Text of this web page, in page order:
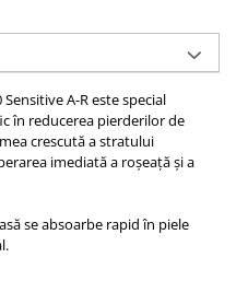
Sensitive A-R este special
în reducerea pierderilor de
crescută a stratului
imediată a roșeață și a
se absoarbe rapid în piele